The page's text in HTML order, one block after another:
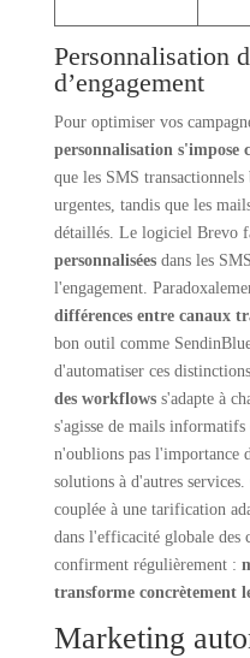
Personnalisation
d’engagement
Pour optimiser vos
personnalisation s'impose
que les SMS
urgentes, tandis que les
détaillés. Le logiciel Brevo
personnaliséesdans les
l'engagement.
différences entre canaux
bon outil comme
d'automatiser ces
des workflowss'adapte à
s'agisse de mails
n'oublions pas l'importance
solutions à d'autres services.
couplée à une tarification
dans l'efficacité globale des
confirment régulièrement :
transforme concrètement
Marketing